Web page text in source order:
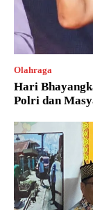
Olahraga
Hari
Polri dan